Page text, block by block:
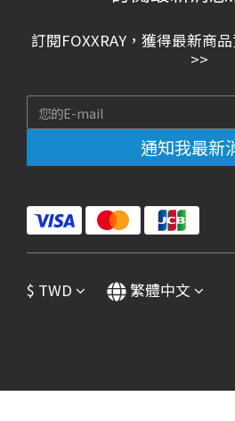
訂閱FOXXRAY，獲得最新商
>>
通知我最新
$ TWD 繁體中文